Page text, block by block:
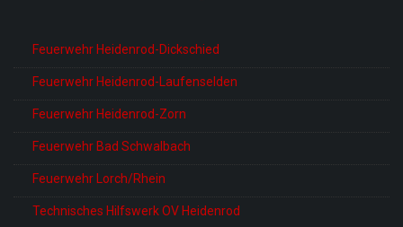
Feuerwehr Heidenrod-Dickschied
Feuerwehr Heidenrod-Laufenselden
Feuerwehr Heidenrod-Zorn
Feuerwehr Bad Schwalbach
Feuerwehr Lorch/Rhein
Technisches Hilfswerk OV Heidenrod